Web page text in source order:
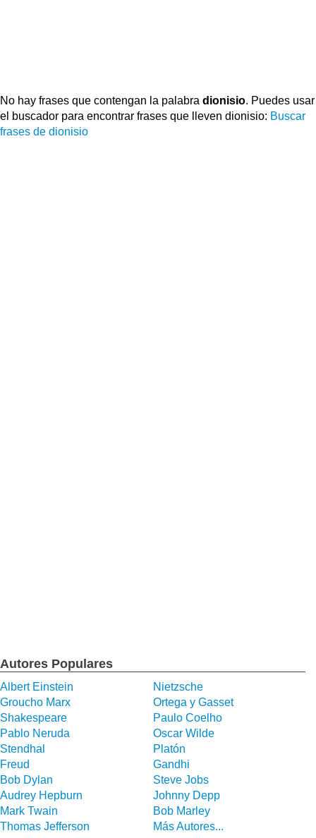
No hay frases que contengan la palabra dionisio. Puedes usar
el buscador para encontrar frases que lleven dionisio: Buscar
frases de dionisio
Autores Populares
Albert Einstein
Nietzsche
Groucho Marx
Ortega y Gasset
Shakespeare
Paulo Coelho
Pablo Neruda
Oscar Wilde
Stendhal
Platón
Freud
Gandhi
Bob Dylan
Steve Jobs
Audrey Hepburn
Johnny Depp
Mark Twain
Bob Marley
Thomas Jefferson
Más Autores...